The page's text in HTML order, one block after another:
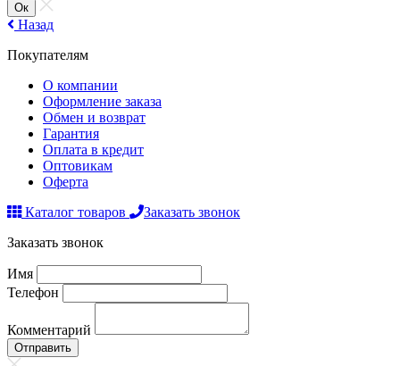
Ок
Назад
Покупателям
О компании
Оформление заказа
Обмен и возврат
Гарантия
Оплата в кредит
Оптовикам
Оферта
Каталог товаров
Заказать звонок
Заказать звонок
Имя
Телефон
Комментарий
Отправить